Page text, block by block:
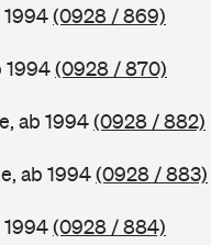
1994(0928 / 869)
1994(0928 / 870)
ab 1994(0928 / 882)
ab 1994(0928 / 883)
1994(0928 / 884)